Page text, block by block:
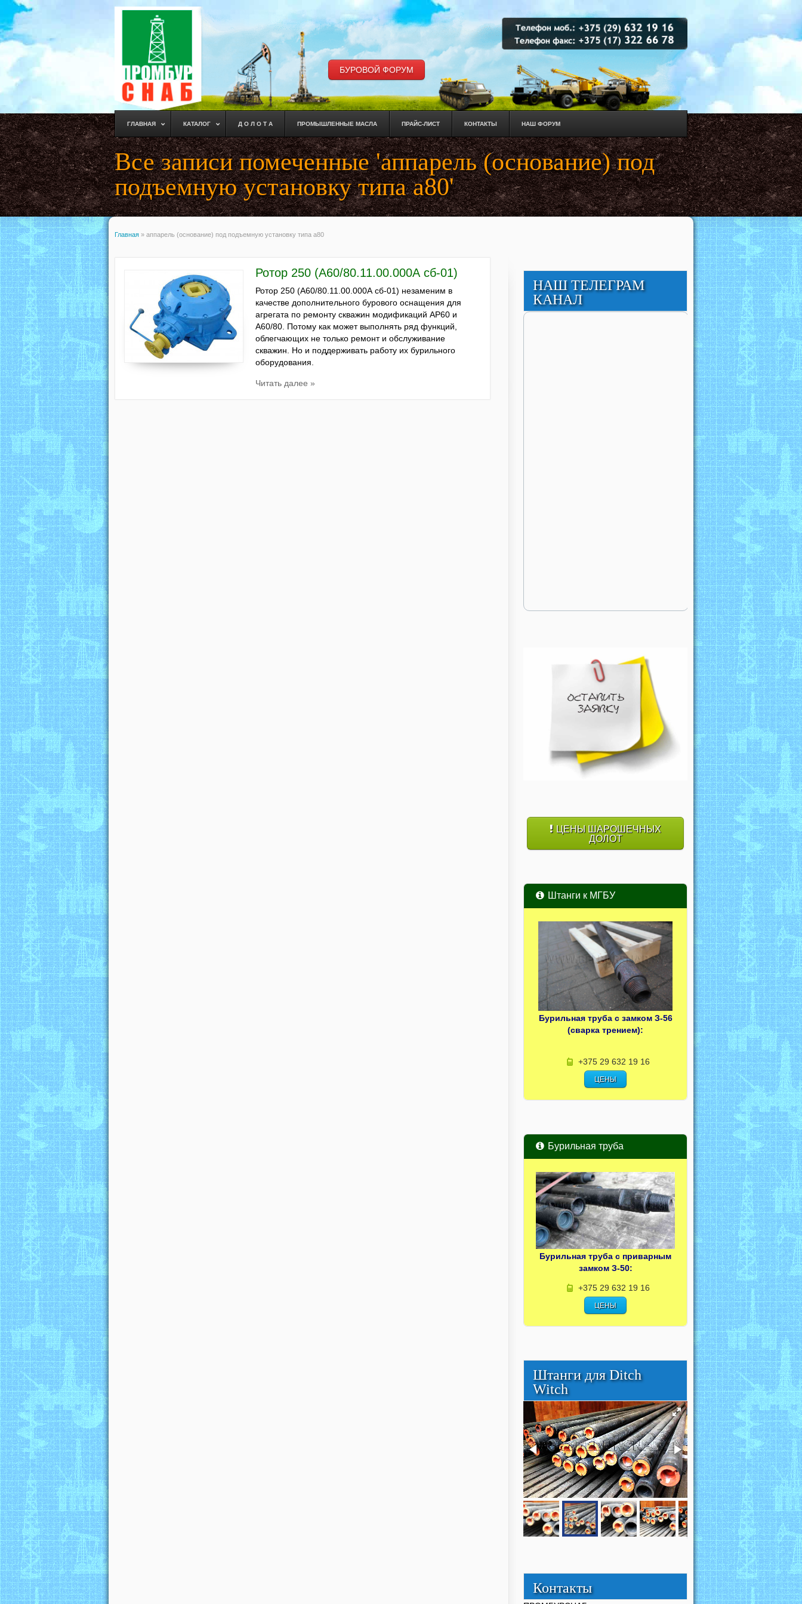
БУРОВОЙ ФОРУМ
ГЛАВНАЯ КАТАЛОГ Д О Л О Т А ПРОМЫШЛЕННЫЕ МАСЛА ПРАЙС-ЛИСТ КОНТАКТЫ НАШ ФОРУМ
Все записи помеченные 'аппарель (основание) под
подъемную установку типа а80'
Главная » аппарель (основание) под подъемную установку типа а80
Ротор 250 (А60/80.11.00.000А сб-01)
Ротор 250 (А60/80.11.00.000А сб-01) незаменим в
качестве дополнительного бурового оснащения для
агрегата по ремонту скважин модификаций АР60 и
А60/80. Потому как может выполнять ряд функций,
облегчающих не только ремонт и обслуживание
скважин. Но и поддерживать работу их бурильного
оборудования.
Читать далее »
НАШ ТЕЛЕГРАМ
КАНАЛ
ЦЕНЫ ШАРОШЕЧНЫХ
ДОЛОТ
Штанги к МГБУ
Бурильная труба с замком З-56
(сварка трением):
+375 29 632 19 16
ЦЕНЫ
Бурильная труба
Бурильная труба с приварным
замком З-50:
+375 29 632 19 16
ЦЕНЫ
Штанги для Ditch
Witch
Контакты